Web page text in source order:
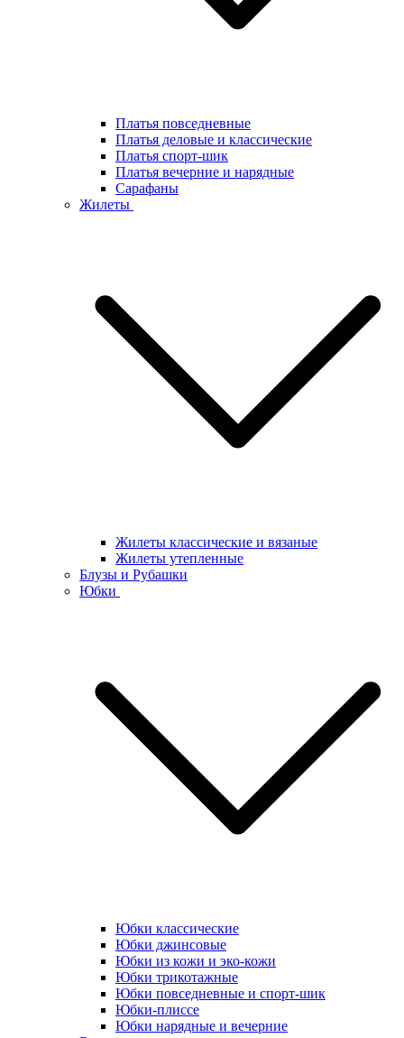
Платья повседневные
Платья деловые и классические
Платья спорт-шик
Платья вечерние и нарядные
Сарафаны
Жилеты
Жилеты классические и вязаные
Жилеты утепленные
Блузы и Рубашки
Юбки
Юбки классические
Юбки джинсовые
Юбки из кожи и эко-кожи
Юбки трикотажные
Юбки повседневные и спорт-шик
Юбки-плиссе
Юбки нарядные и вечерние